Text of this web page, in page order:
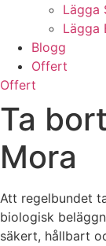
Lägga
Lägga
Blogg
Offert
Offert
Ta
Mora
Att regelbundet
biologisk
säkert, hållbart